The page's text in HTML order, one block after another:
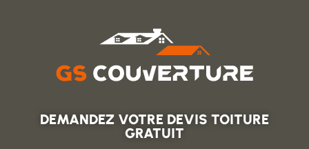
DEMANDEZ VOTRE DEVIS TOITURE
GRATUIT